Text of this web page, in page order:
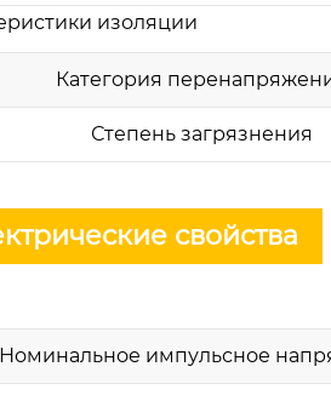
изоляции
Категория
Степень загрязнения
свойства
Номинальное импульсное